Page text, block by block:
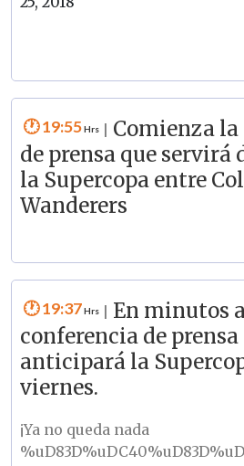
19:55
Comienza
de prensa que servirá
la Supercopa entre
Wanderers
19:37
En minutos
conferencia de prensa
anticipará la
viernes.
¡Ya no queda nada